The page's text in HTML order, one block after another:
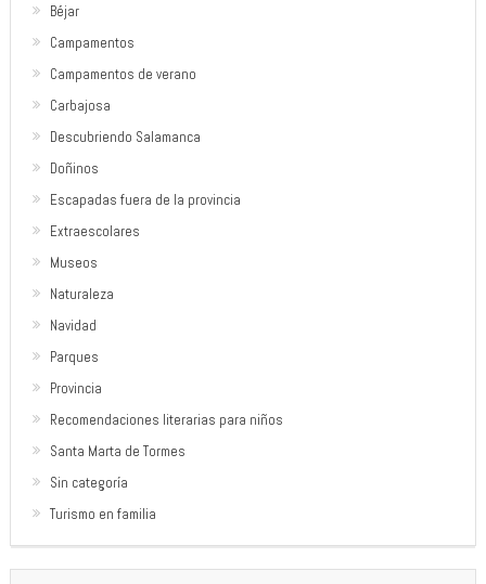
Béjar
Campamentos
Campamentos de verano
Carbajosa
Descubriendo Salamanca
Doñinos
Escapadas fuera de la provincia
Extraescolares
Museos
Naturaleza
Navidad
Parques
Provincia
Recomendaciones literarias para niños
Santa Marta de Tormes
Sin categoría
Turismo en familia